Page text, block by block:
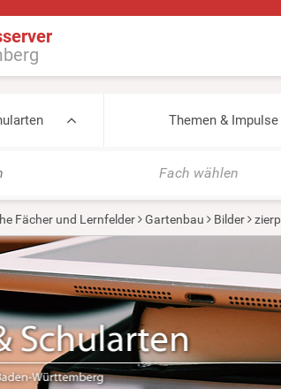
Themen & Impulse
Fach wählen
Fächer und Lernfelder Gartenbau Bilder